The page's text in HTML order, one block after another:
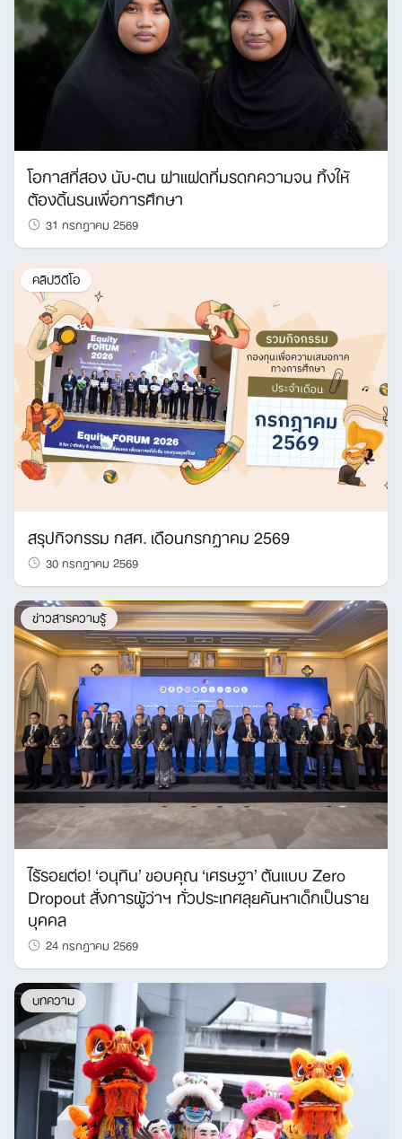
โอกาสที่สอง นับ-ตน ฝาแฝดที่มรดกความจน ทิ้งให้
ต้องดิ้นรนเพื่อการศึกษา
31 กรกฎาคม 2569
คลิปวิดีโอ
สรุปกิจกรรม กสศ. เดือนกรกฎาคม 2569
30 กรกฎาคม 2569
ข่าวสารความรู้
ไร้รอยต่อ! ‘อนุทิน’ ขอบคุณ ‘เศรษฐา’ ต้นแบบ Zero
Dropout สั่งการผู้ว่าฯ ทั่วประเทศลุยค้นหาเด็กเป็นราย
บุคคล
24 กรกฎาคม 2569
บทความ